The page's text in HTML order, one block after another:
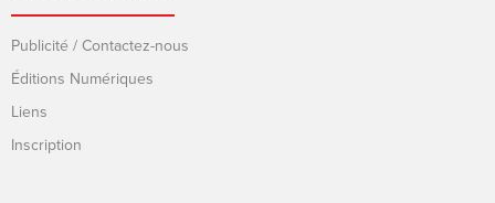
Publicité / Contactez-nous
Éditions Numériques
Liens
Inscription